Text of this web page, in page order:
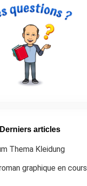
Derniers articles
Thema Kleidung
graphique en cours